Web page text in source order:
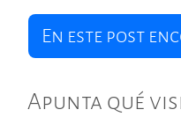
Apunta qué